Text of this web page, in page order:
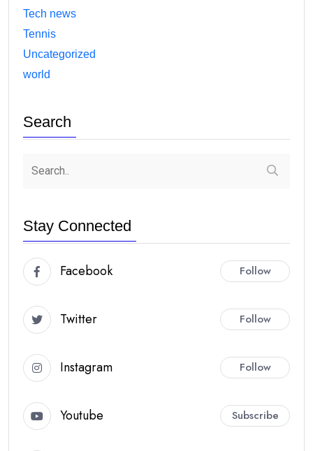
Tech news
Tennis
Uncategorized
world
Search
Stay Connected
Facebook Follow
Twitter Follow
Instagram Follow
Youtube Subscribe